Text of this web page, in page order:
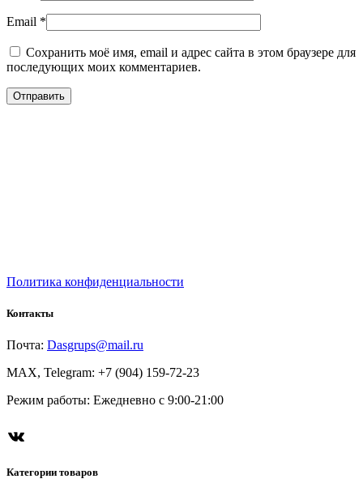
Email *
Сохранить моё имя, email и адрес сайта в этом браузере для
последующих моих комментариев.
Политика конфиденциальности
Контакты
Почта: Dasgrups@mail.ru
MAX, Telegram: +7 (904) 159-72-23
Режим работы: Ежедневно с 9:00-21:00
Категории товаров